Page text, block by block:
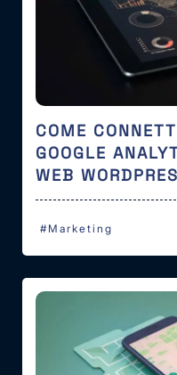
COME
GOOGLE
WEB
#Marketing